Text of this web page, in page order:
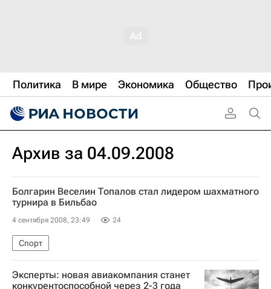
Политика В мире Экономика Общество
Архив за 04.09.2008
Болгарин Веселин Топалов стал лидером шахматного
турнира в Бильбао
4 сентября 2008, 23:49 24
Спорт
Эксперты: новая авиакомпания станет
конкурентоспособной через 2-3 года